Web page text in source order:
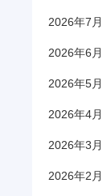
2026年7月
2026年6月
2026年5月
2026年4月
2026年3月
2026年2月